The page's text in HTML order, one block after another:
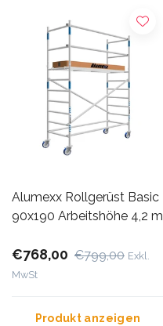
Alumexx Rollgerüst Basic
90x190 Arbeitshöhe 4,2 m
€768,00 €799,00 Exkl.
MwSt
Produkt anzeigen